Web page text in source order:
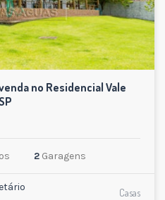
no Residencial Vale
2 Garagens
Casas